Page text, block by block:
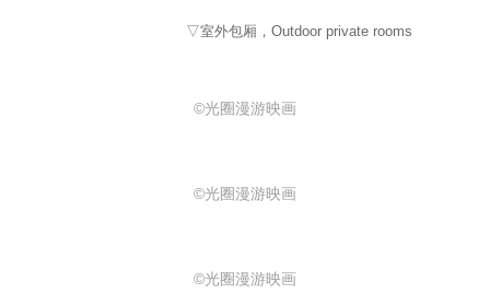
▽室外包厢，Outdoor private rooms
©光圈漫游映画
©光圈漫游映画
©光圈漫游映画